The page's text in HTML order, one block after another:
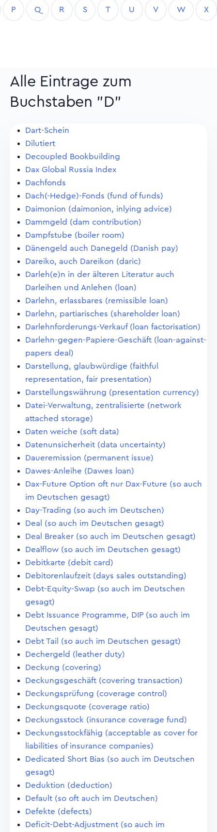
P Q R S T U V W X
Alle Eintrage zum
Buchstaben "D"
Dart-Schein
Dilutiert
Decoupled Bookbuilding
Dax Global Russia Index
Dachfonds
Dach(-Hedge)-Fonds (fund of funds)
Daimonion (daimonion, inlying advice)
Dammgeld (dam contribution)
Dampfstube (boiler room)
Dänengeld auch Danegeld (Danish pay)
Dareiko, auch Dareikon (daric)
Darleh(e)n in der älteren Literatur auch
Darleihen und Anlehen (loan)
Darlehn, erlassbares (remissible loan)
Darlehn, partiarisches (shareholder loan)
Darlehnforderungs-Verkauf (loan factorisation)
Darlehn-gegen-Papiere-Geschäft (loan-against-
papers deal)
Darstellung, glaubwürdige (faithful
representation, fair presentation)
Darstellungswährung (presentation currency)
Datei-Verwaltung, zentralisierte (network
attached storage)
Daten weiche (soft data)
Datenunsicherheit (data uncertainty)
Daueremission (permanent issue)
Dawes-Anleihe (Dawes loan)
Dax-Future Option oft nur Dax-Future (so auch
im Deutschen gesagt)
Day-Trading (so auch im Deutschen)
Deal (so auch im Deutschen gesagt)
Deal Breaker (so auch im Deutschen gesagt)
Dealflow (so auch im Deutschen gesagt)
Debitkarte (debit card)
Debitorenlaufzeit (days sales outstanding)
Debt-Equity-Swap (so auch im Deutschen
gesagt)
Debt Issuance Programme, DIP (so auch im
Deutschen gesagt)
Debt Tail (so auch im Deutschen gesagt)
Dechergeld (leather duty)
Deckung (covering)
Deckungsgeschäft (covering transaction)
Deckungsprüfung (coverage control)
Deckungsquote (coverage ratio)
Deckungsstock (insurance coverage fund)
Deckungsstockfähig (acceptable as cover for
liabilities of insurance companies)
Dedicated Short Bias (so auch im Deutschen
gesagt)
Deduktion (deduction)
Default (so oft auch im Deutschen)
Defekte (defects)
Deficit-Debt-Adjustment (so auch im